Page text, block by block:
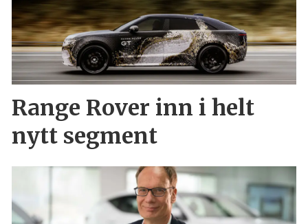
Range Rover inn i helt
nytt segment